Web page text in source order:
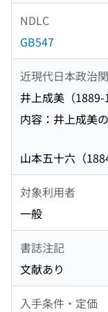
NDLC
GB547
近現代日本政治
井上成美（1889-
内容：井上成美
山本五十六（
対象利用者
一般
書誌注記
文献あり
入手条件・定価